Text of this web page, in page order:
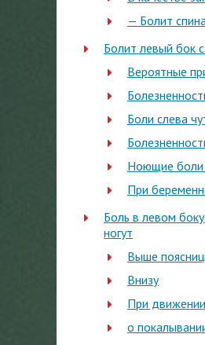
— Болит
Болит левый бок
Вероятные
Боли слева
Ноющие боли
При
Боль в левом
ногут
Выше
Внизу
При движении
о